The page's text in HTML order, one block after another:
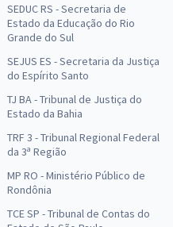
SEDUC RS - Secretaria de
Estado da Educação do Rio
Grande do Sul
SEJUS ES - Secretaria da Justiça
do Espírito Santo
TJ BA - Tribunal de Justiça do
Estado da Bahia
TRF 3 - Tribunal Regional Federal
da 3ª Região
MP RO - Ministério Público de
Rondônia
TCE SP - Tribunal de Contas do